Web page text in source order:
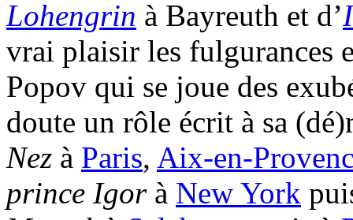
Lohengrin à Bayreuth et d’
vrai plaisir les fulgurances
Popov qui se joue des
doute un rôle écrit à sa
Nez à Paris, Aix-en-
prince Igorà New York